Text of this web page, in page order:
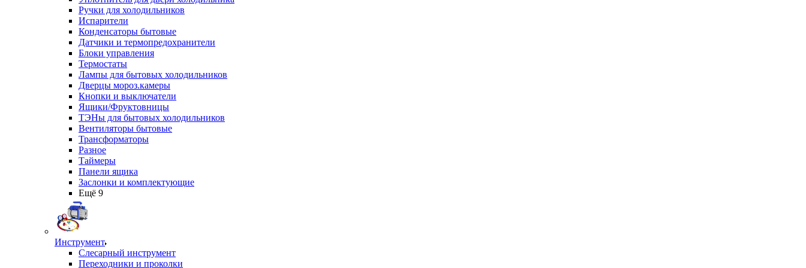
Ручки для холодильников
Испарители
Конденсаторы бытовые
Датчики и термопредохранители
Блоки управления
Термостаты
Лампы для бытовых холодильников
Дверцы мороз.камеры
Кнопки и выключатели
Ящики/Фруктовницы
ТЭНы для бытовых холодильников
Вентиляторы бытовые
Трансформаторы
Разное
Таймеры
Панели ящика
Заслонки и комплектующие
Ещё 9
Инструмент
Слесарный инструмент
Переходники и проколки